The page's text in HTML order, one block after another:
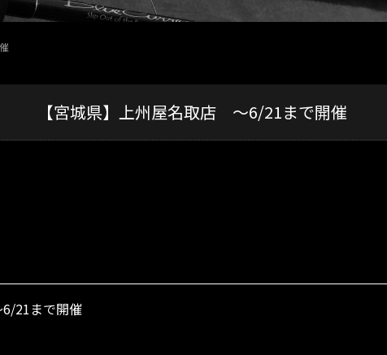
【宮城県】上州屋名取店 ～6/21まで開催
21まで開催